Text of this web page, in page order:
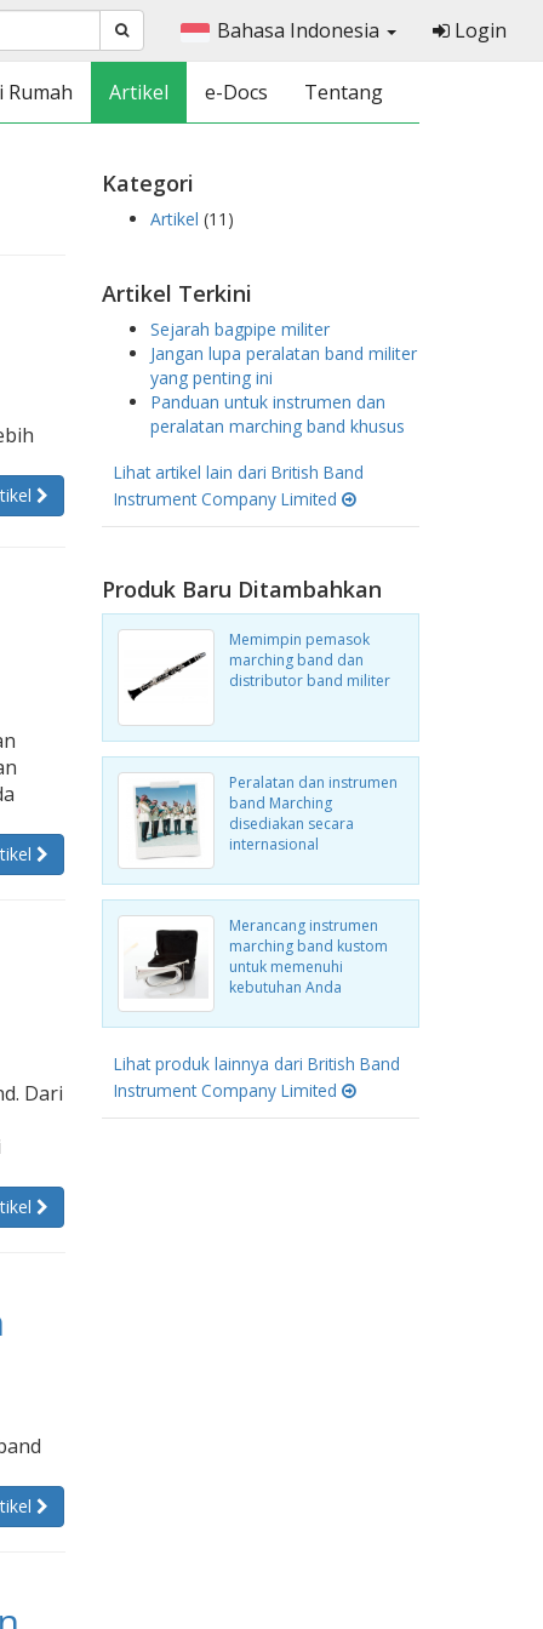
Bahasa Indonesia Login
Rumah Artikel e-Docs Tentang
Dari
Kategori
Artikel (11)
Artikel Terkini
Sejarah bagpipe militer
Jangan lupa peralatan band militer
yang penting ini
Panduan untuk instrumen dan
peralatan marching band khusus
Lihat artikel lain dari British Band
Instrument Company Limited
Produk Baru Ditambahkan
Memimpin pemasok
marching band dan
distributor band militer
Peralatan dan instrumen
band Marching
disediakan secara
internasional
Merancang instrumen
marching band kustom
untuk memenuhi
kebutuhan Anda
Lihat produk lainnya dari British Band
Instrument Company Limited